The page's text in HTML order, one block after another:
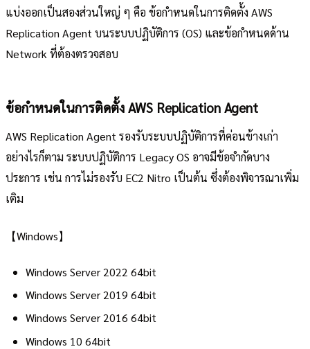
แบ่งออกเป็นสองส่วนใหญ่ ๆ คือ ข้อกำหนดในการติดตั้ง AWS
Replication Agent บนระบบปฏิบัติการ (OS) และข้อกำหนดด้าน
Network ที่ต้องตรวจสอบ
ข้อกำหนดในการติดตั้ง AWS Replication Agent
AWS Replication Agent รองรับระบบปฏิบัติการที่ค่อนข้างเก่า
อย่างไรก็ตาม ระบบปฏิบัติการ Legacy OS อาจมีข้อจำกัดบาง
ประการ เช่น การไม่รองรับ EC2 Nitro เป็นต้น ซึ่งต้องพิจารณาเพิ่ม
เติม
【Windows】
Windows Server 2022 64bit
Windows Server 2019 64bit
Windows Server 2016 64bit
Windows 10 64bit